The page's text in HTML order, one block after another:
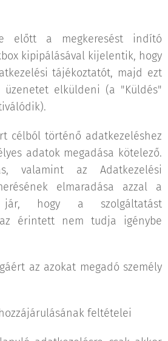
előtt a megkeresést indító
kipipálásával kijelentik, hogy
tájékoztatót, majd ezt
üzenetet elküldeni (a "Küldés"
célból történő adatkezeléshez
adatok megadása kötelező.
valamint az Adatkezelési
elmaradása azzal a
jár, hogy a szolgáltatást
az érintett nem tudja igénybe
az azokat megadó személy
feltételei